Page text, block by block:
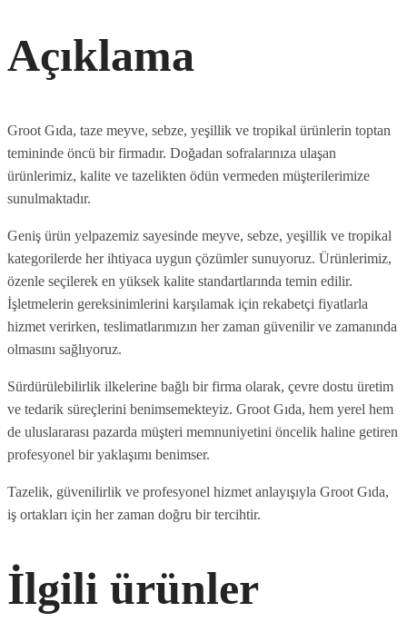
Açıklama
Groot Gıda, taze meyve, sebze, yeşillik ve tropikal ürünlerin toptan
temininde öncü bir firmadır. Doğadan sofralarınıza ulaşan
ürünlerimiz, kalite ve tazelikten ödün vermeden müşterilerimize
sunulmaktadır.
Geniş ürün yelpazemiz sayesinde meyve, sebze, yeşillik ve tropikal
kategorilerde her ihtiyaca uygun çözümler sunuyoruz. Ürünlerimiz,
özenle seçilerek en yüksek kalite standartlarında temin edilir.
İşletmelerin gereksinimlerini karşılamak için rekabetçi fiyatlarla
hizmet verirken, teslimatlarımızın her zaman güvenilir ve zamanında
olmasını sağlıyoruz.
Sürdürülebilirlik ilkelerine bağlı bir firma olarak, çevre dostu üretim
ve tedarik süreçlerini benimsemekteyiz. Groot Gıda, hem yerel hem
de uluslararası pazarda müşteri memnuniyetini öncelik haline getiren
profesyonel bir yaklaşımı benimser.
Tazelik, güvenilirlik ve profesyonel hizmet anlayışıyla Groot Gıda,
iş ortakları için her zaman doğru bir tercihtir.
İlgili ürünler